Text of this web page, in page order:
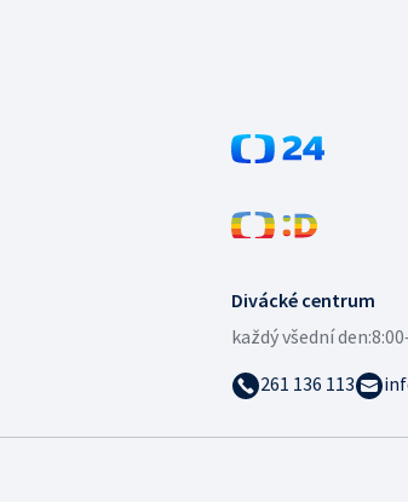
Divácké centrum
každý všední den:
261 136 113